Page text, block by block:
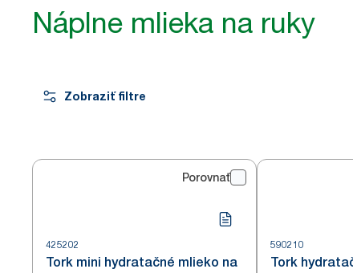
Náplne mlieka na ruky
Zobraziť filtre
Porovnať
425202
Tork mini hydratačné mlieko na
590210
Tork